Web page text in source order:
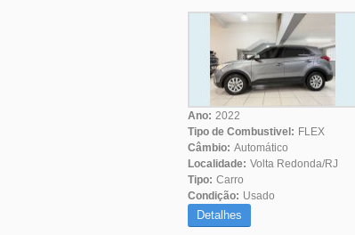
Ano: 2022
Tipo de Combustivel: FLEX
Câmbio: Automático
Localidade: Volta Redonda/RJ
Tipo: Carro
Condição: Usado
Detalhes